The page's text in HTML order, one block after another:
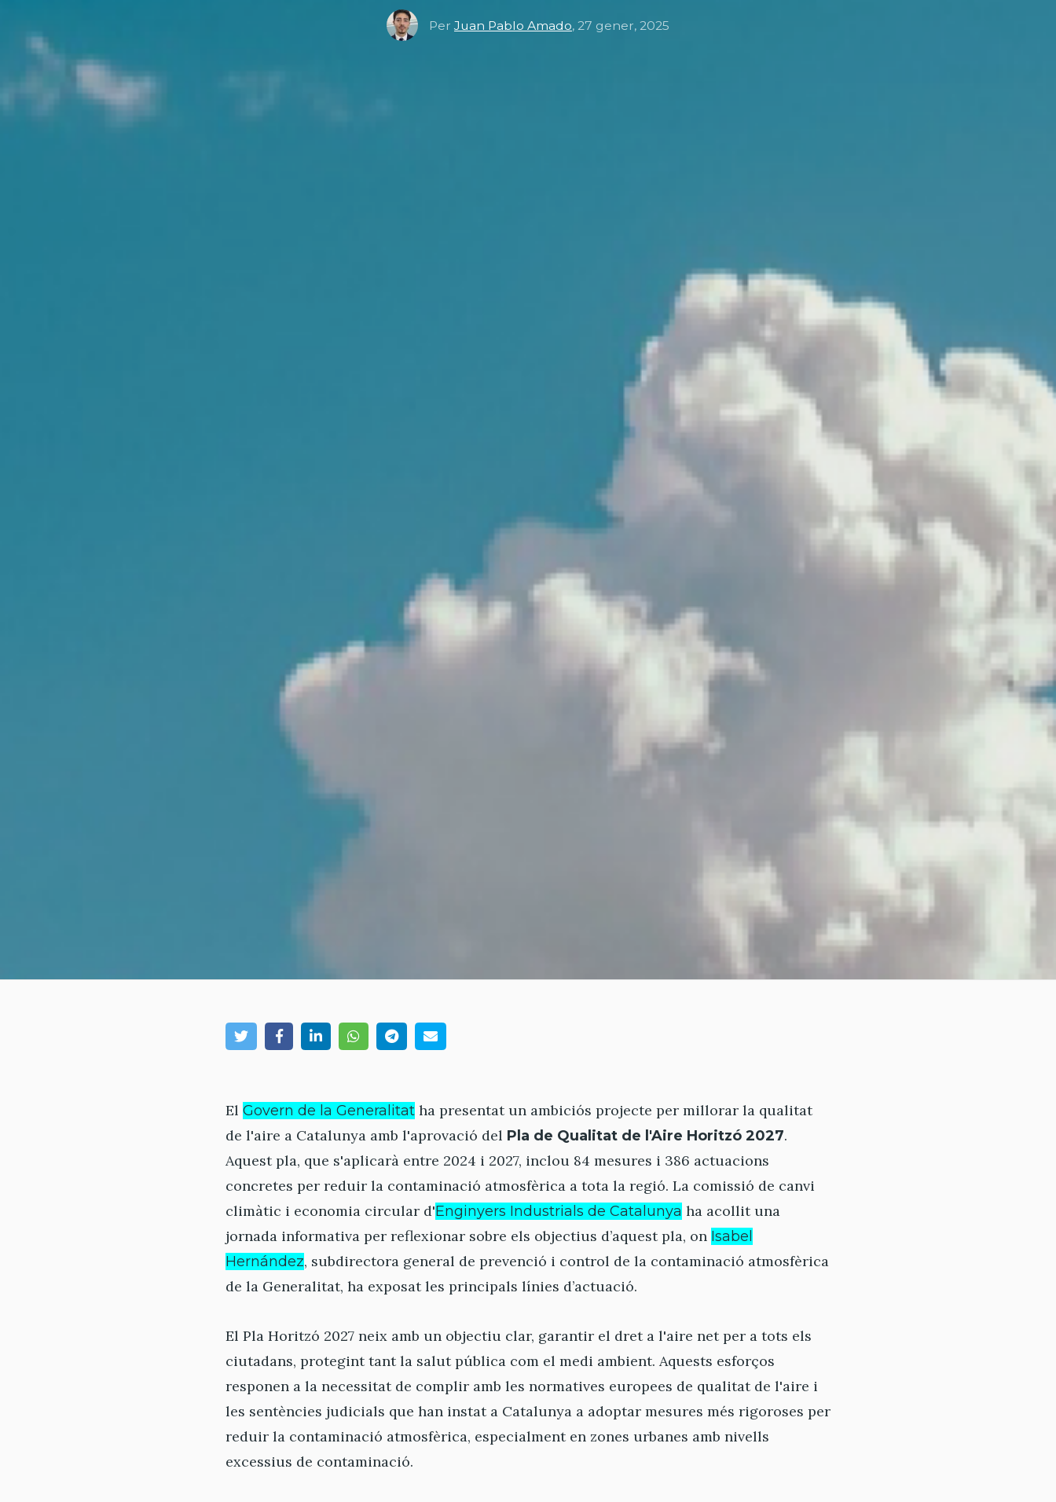
Per Juan Pablo Amado, 27 gener, 2025
El Govern de la Generalitat ha presentat un ambiciós projecte per millorar la qualitat
de l'aire a Catalunya amb l'aprovació del Pla de Qualitat de l'Aire Horitzó 2027.
Aquest pla, que s'aplicarà entre 2024 i 2027, inclou 84 mesures i 386 actuacions
concretes per reduir la contaminació atmosfèrica a tota la regió. La comissió de canvi
climàtic i economia circular d'Enginyers Industrials de Catalunya ha acollit una
jornada informativa per reflexionar sobre els objectius d’aquest pla, on Isabel
Hernández, subdirectora general de prevenció i control de la contaminació atmosfèrica
de la Generalitat, ha exposat les principals línies d’actuació.
El Pla Horitzó 2027 neix amb un objectiu clar, garantir el dret a l'aire net per a tots els
ciutadans, protegint tant la salut pública com el medi ambient. Aquests esforços
responen a la necessitat de complir amb les normatives europees de qualitat de l'aire i
les sentències judicials que han instat a Catalunya a adoptar mesures més rigoroses per
reduir la contaminació atmosfèrica, especialment en zones urbanes amb nivells
excessius de contaminació.